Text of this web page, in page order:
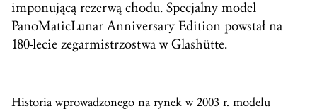
imponującą rezerwą chodu. Specjalny model
PanoMaticLunar Anniversary Edition powstał na
180-lecie zegarmistrzostwa w Glashütte.
Historia wprowadzonego na rynek w 2003 r. modelu